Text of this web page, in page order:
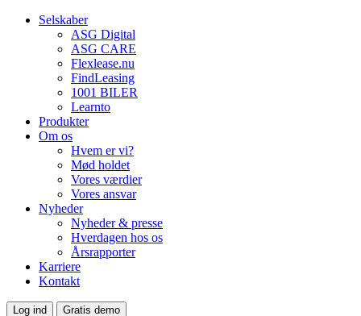
Selskaber
ASG Digital
ASG CARE
Flexlease.nu
FindLeasing
1001 BILER
Learnto
Produkter
Om os
Hvem er vi?
Mød holdet
Vores værdier
Vores ansvar
Nyheder
Nyheder & presse
Hverdagen hos os
Årsrapporter
Karriere
Kontakt
Log ind Gratis demo